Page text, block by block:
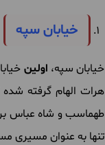
خیابان سپه
خیابان سپه، اولین
هرات الهام گرفته
طهماسب و شاه عباس
تنها به عنوان مسیری